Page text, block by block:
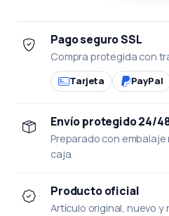
Pago seguro SSL
Compra protegida con
Tarjeta PayPal
Envío protegido 24/
Preparado con
caja.
Producto oficial
Artículo original, nuevo y